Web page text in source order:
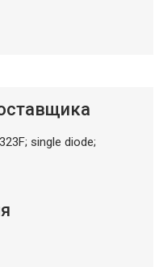
single diode;